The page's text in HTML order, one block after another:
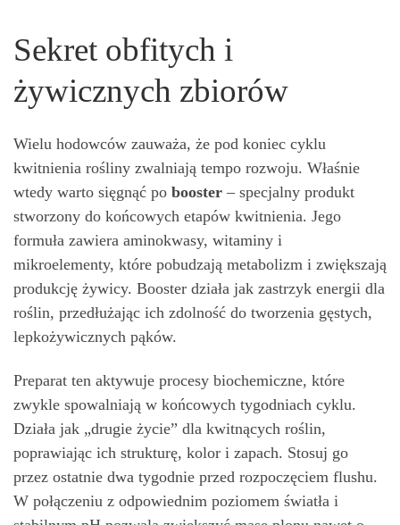
Sekret obfitych i
żywicznych zbiorów
Wielu hodowców zauważa, że pod koniec cyklu
kwitnienia rośliny zwalniają tempo rozwoju. Właśnie
wtedy warto sięgnąć po booster – specjalny produkt
stworzony do końcowych etapów kwitnienia. Jego
formuła zawiera aminokwasy, witaminy i
mikroelementy, które pobudzają metabolizm i zwiększają
produkcję żywicy. Booster działa jak zastrzyk energii dla
roślin, przedłużając ich zdolność do tworzenia gęstych,
lepkożywicznych pąków.
Preparat ten aktywuje procesy biochemiczne, które
zwykle spowalniają w końcowych tygodniach cyklu.
Działa jak „drugie życie” dla kwitnących roślin,
poprawiając ich strukturę, kolor i zapach. Stosuj go
przez ostatnie dwa tygodnie przed rozpoczęciem flushu.
W połączeniu z odpowiednim poziomem światła i